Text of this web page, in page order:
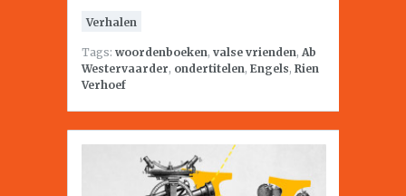
Verhalen
Tags: woordenboeken, valse vrienden, Ab
Westervaarder, ondertitelen, Engels, Rien
Verhoef